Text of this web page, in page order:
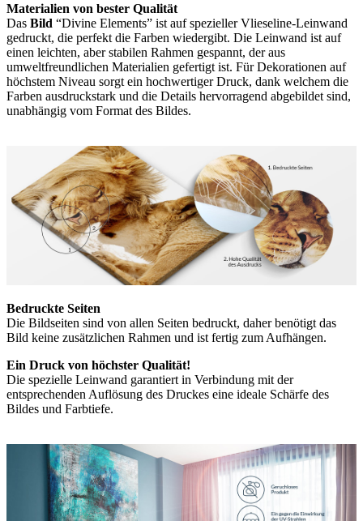
Materialien von bester Qualität
Das Bild “Divine Elements” ist auf spezieller Vlieseline-Leinwand
gedruckt, die perfekt die Farben wiedergibt. Die Leinwand ist auf
einen leichten, aber stabilen Rahmen gespannt, der aus
umweltfreundlichen Materialien gefertigt ist. Für Dekorationen auf
höchstem Niveau sorgt ein hochwertiger Druck, dank welchem die
Farben ausdruckstark und die Details hervorragend abgebildet sind,
unabhängig vom Format des Bildes.
Bedruckte Seiten
Die Bildseiten sind von allen Seiten bedruckt, daher benötigt das
Bild keine zusätzlichen Rahmen und ist fertig zum Aufhängen.
Ein Druck von höchster Qualität!
Die spezielle Leinwand garantiert in Verbindung mit der
entsprechenden Auflösung des Druckes eine ideale Schärfe des
Bildes und Farbtiefe.